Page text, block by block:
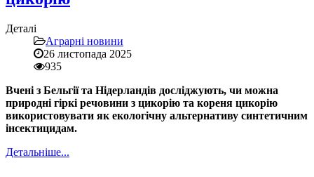
Деталі
Аграрні новини
26 листопада 2025
935
Вчені з Бельгії та Нідерландів досліджують, чи можна
природні гіркі речовини з цикорію та кореня цикорію
використовувати як екологічну альтернативу синтетичним
інсектицидам.
Детальніше...